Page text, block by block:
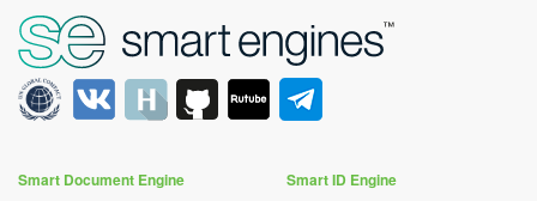
Smart Document Engine Smart ID Engine